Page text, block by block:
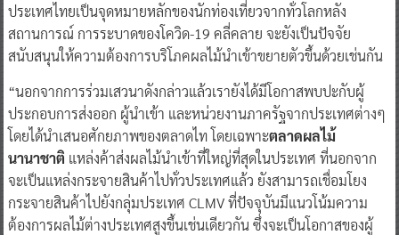
ประเทศไทยเป็นจุดหมายหลักของนักท่องเที่ยวจากทั่วโลกหลัง
สถานการณ์ การระบาดของโควิด-19 คลี่คลาย จะยังเป็นปัจจัย
สนับสนุนให้ความต้องการบริโภคผลไม้นำเข้าขยายตัวขึ้นด้วยเช่นกัน
“นอกจากการร่วมเสวนาดังกล่าวแล้วเรายังได้มีโอกาสพบปะกับผู้
ประกอบการส่งออก ผู้นำเข้า และหน่วยงานภาครัฐจากประเทศต่างๆ
โดยได้นำเสนอศักยภาพของตลาดไท โดยเฉพาะตลาดผลไม้
นานาชาติ แหล่งค้าส่งผลไม้นำเข้าที่ใหญ่ที่สุดในประเทศ ที่นอกจาก
จะเป็นแหล่งกระจายสินค้าไปทั่วประเทศแล้ว ยังสามารถเชื่อมโยง
กระจายสินค้าไปยังกลุ่มประเทศ CLMV ที่ปัจจุบันมีแนวโน้มความ
ต้องการผลไม้ต่างประเทศสูงขึ้นเช่นเดียวกัน ซึ่งจะเป็นโอกาสของผู้